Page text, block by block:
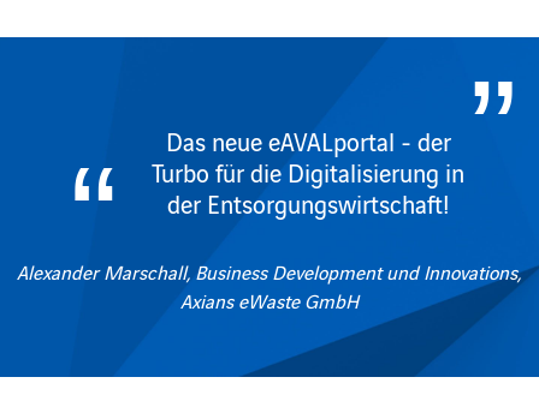
Das neue eAVALportal - der
Turbo für die Digitalisierung in
der Entsorgungswirtschaft!
Alexander Marschall, Business Development und Innovations,
Axians eWaste GmbH